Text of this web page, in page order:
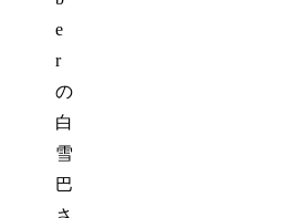
e
r
の
白
雪
巴